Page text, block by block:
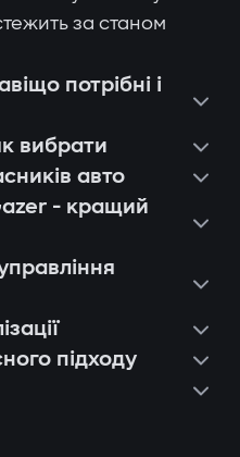
за станом
потрібні і
вибрати
авто
- кращий
підходу